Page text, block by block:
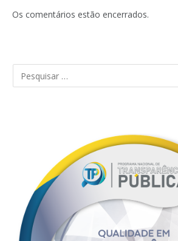
Os comentários estão encerrados.